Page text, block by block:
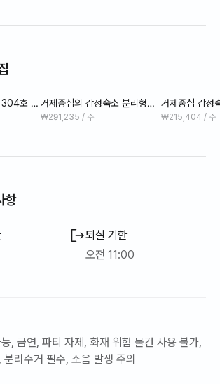
맥주 한 잔 즐기기에 좋은 야외 루프탑 공간이
설이 있어요.
304호 #
TV
거제중심의 감성숙소 분리형원
룸 주택 204호 #옥포항도보
₩291,235 / 주
거제중심 감성
303호#넷플릭
₩215,404 / 주
항
퇴실 기한
오전 11:00
, 금연, 파티 자제, 화재 위험 물건 사용 불가,
리수거 필수, 소음 발생 주의